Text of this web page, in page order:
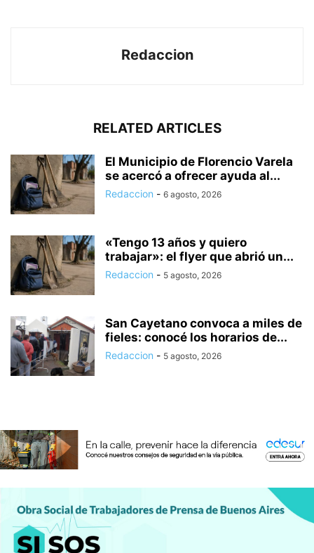
Redaccion
RELATED ARTICLES
El Municipio de Florencio Varela
se acercó a ofrecer ayuda al...
Redaccion - 6 agosto, 2026
«Tengo 13 años y quiero
trabajar»: el flyer que abrió un...
Redaccion - 5 agosto, 2026
San Cayetano convoca a miles de
fieles: conocé los horarios de...
Redaccion - 5 agosto, 2026